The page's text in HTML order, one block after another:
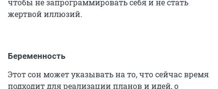
чтобы не запрограммировать себя и не стать
жертвой иллюзий.
Беременность
Этот сон может указывать на то, что сейчас время
подходит для реализации планов и идей, о